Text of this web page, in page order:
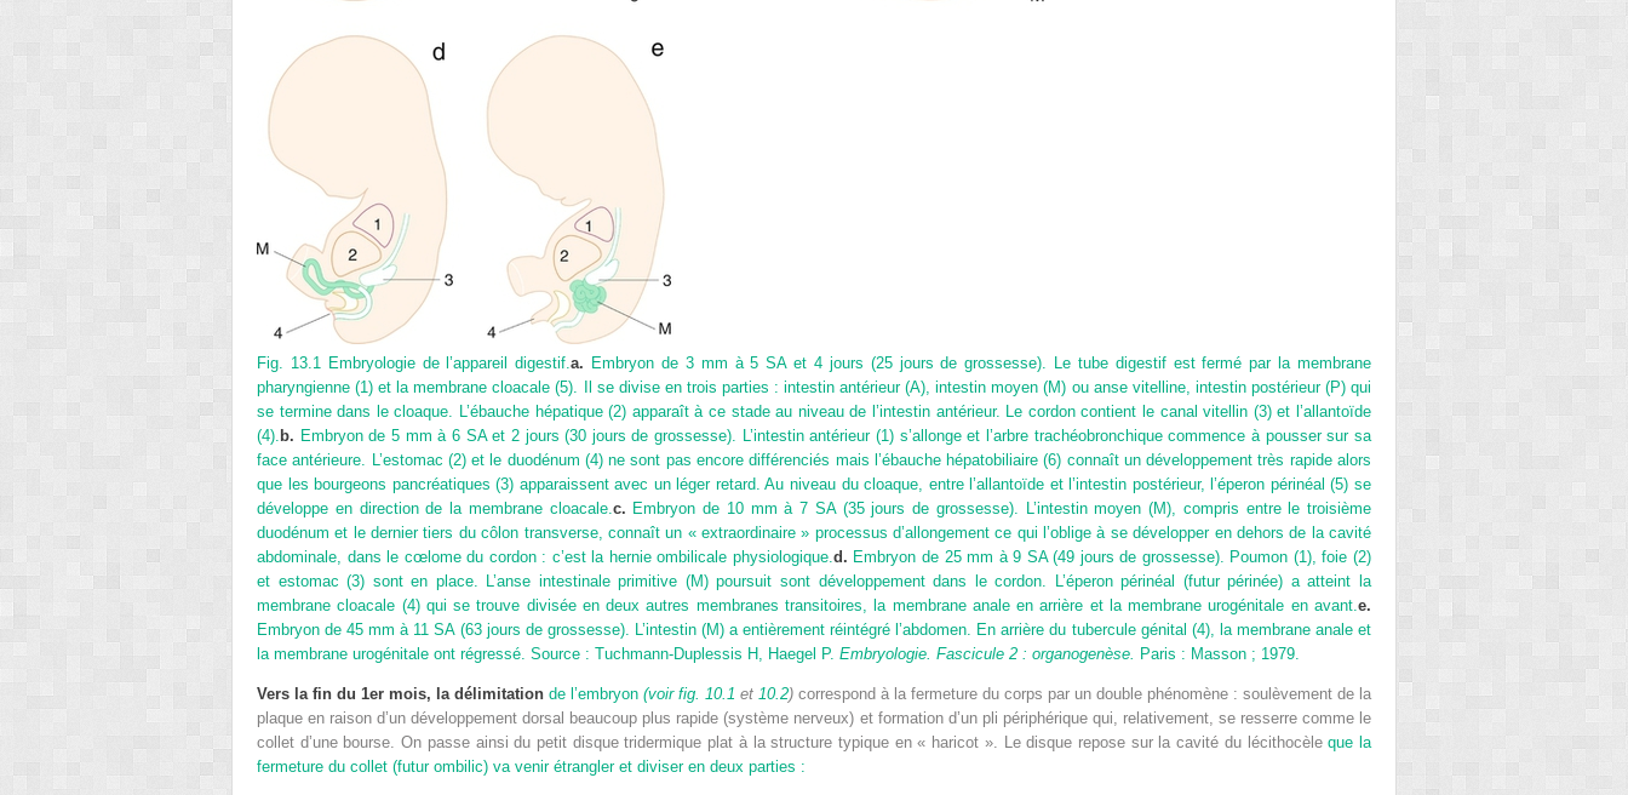
Fig. 13.1 Embryologie de l’appareil digestif.a. Embryon de 3 mm à 5 SA et 4 jours (25 jours de grossesse). Le tube digestif est fermé par la membrane
pharyngienne (1) et la membrane cloacale (5). Il se divise en trois parties : intestin antérieur (A), intestin moyen (M) ou anse vitelline, intestin postérieur (P) qui
se termine dans le cloaque. L’ébauche hépatique (2) apparaît à ce stade au niveau de l’intestin antérieur. Le cordon contient le canal vitellin (3) et l’allantoïde
(4). b. Embryon de 5 mm à 6 SA et 2 jours (30 jours de grossesse). L’intestin antérieur (1) s’allonge et l’arbre trachéobronchique commence à pousser sur sa
face antérieure. L’estomac (2) et le duodénum (4) ne sont pas encore différenciés mais l’ébauche hépatobiliaire (6) connaît un développement très rapide alors
que les bourgeons pancréatiques (3) apparaissent avec un léger retard. Au niveau du cloaque, entre l’allantoïde et l’intestin postérieur, l’éperon périnéal (5) se
développe en direction de la membrane cloacale. c. Embryon de 10 mm à 7 SA (35 jours de grossesse). L’intestin moyen (M), compris entre le troisième
duodénum et le dernier tiers du côlon transverse, connaît un « extraordinaire » processus d’allongement ce qui l’oblige à se développer en dehors de la cavité
abdominale, dans le cœlome du cordon : c’est la hernie ombilicale physiologique. d. Embryon de 25 mm à 9 SA (49 jours de grossesse). Poumon (1), foie (2)
et estomac (3) sont en place. L’anse intestinale primitive (M) poursuit sont développement dans le cordon. L’éperon périnéal (futur périnée) a atteint la
membrane cloacale (4) qui se trouve divisée en deux autres membranes transitoires, la membrane anale en arrière et la membrane urogénitale en avant. e.
Embryon de 45 mm à 11 SA (63 jours de grossesse). L’intestin (M) a entièrement réintégré l’abdomen. En arrière du tubercule génital (4), la membrane anale et
la membrane urogénitale ont régressé. Source : Tuchmann-Duplessis H, Haegel P. Embryologie. Fascicule 2 : organogenèse. Paris : Masson ; 1979.
Vers la fin du 1er mois, la délimitation de l’embryon (voir fig. 10.1 et 10.2) correspond à la fermeture du corps par un double phénomène : soulèvement de la
plaque en raison d’un développement dorsal beaucoup plus rapide (système nerveux) et formation d’un pli périphérique qui, relativement, se resserre comme le
collet d’une bourse. On passe ainsi du petit disque tridermique plat à la structure typique en « haricot ». Le disque repose sur la cavité du lécithocèleque la
fermeture du collet (futur ombilic) va venir étrangler et diviser en deux parties :